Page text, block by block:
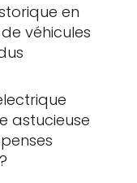
en
véhicules
astucieuse